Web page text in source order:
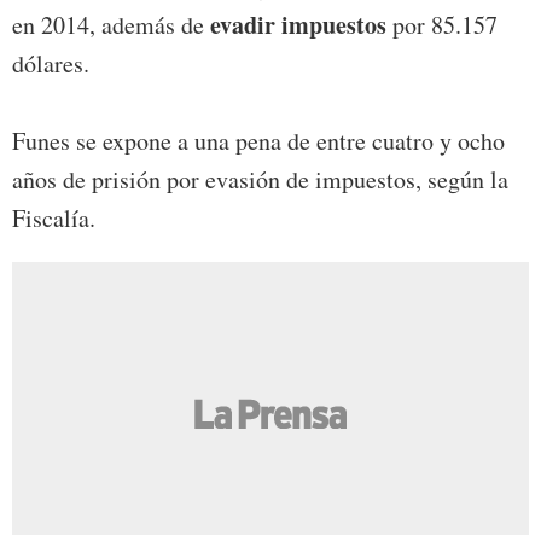
en 2014, además deevadir impuestospor 85.157
dólares.
Funes se expone a una pena de entre cuatro y ocho
años de prisión por evasión de impuestos, según la
Fiscalía.